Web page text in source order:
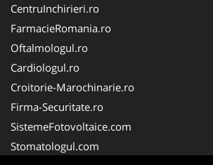
CentruInchirieri.ro
FarmacieRomania.ro
Oftalmologul.ro
Cardiologul.ro
Croitorie-Marochinarie.ro
Firma-Securitate.ro
SistemeFotovoltaice.com
Stomatologul.com